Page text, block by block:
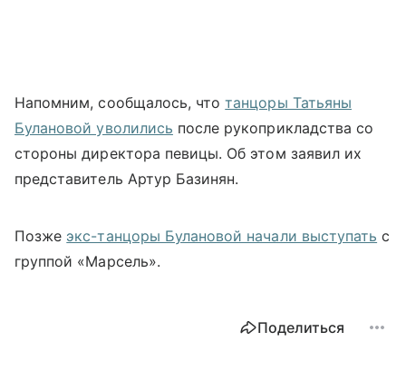
Напомним, сообщалось, чтотанцоры Татьяны
Булановой уволились после рукоприкладства со
стороны директора певицы. Об этом заявил их
представитель Артур Базинян.
Позже экс-танцоры Булановой начали выступать с
группой «Марсель».
Поделиться